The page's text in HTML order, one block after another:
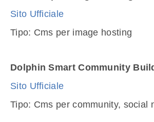
Sito Ufficiale
Tipo: Cms per image hosting
Dolphin Smart Community
Sito Ufficiale
Tipo: Cms per community, social